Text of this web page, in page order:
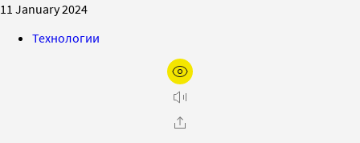
11 January 2024
Технологии